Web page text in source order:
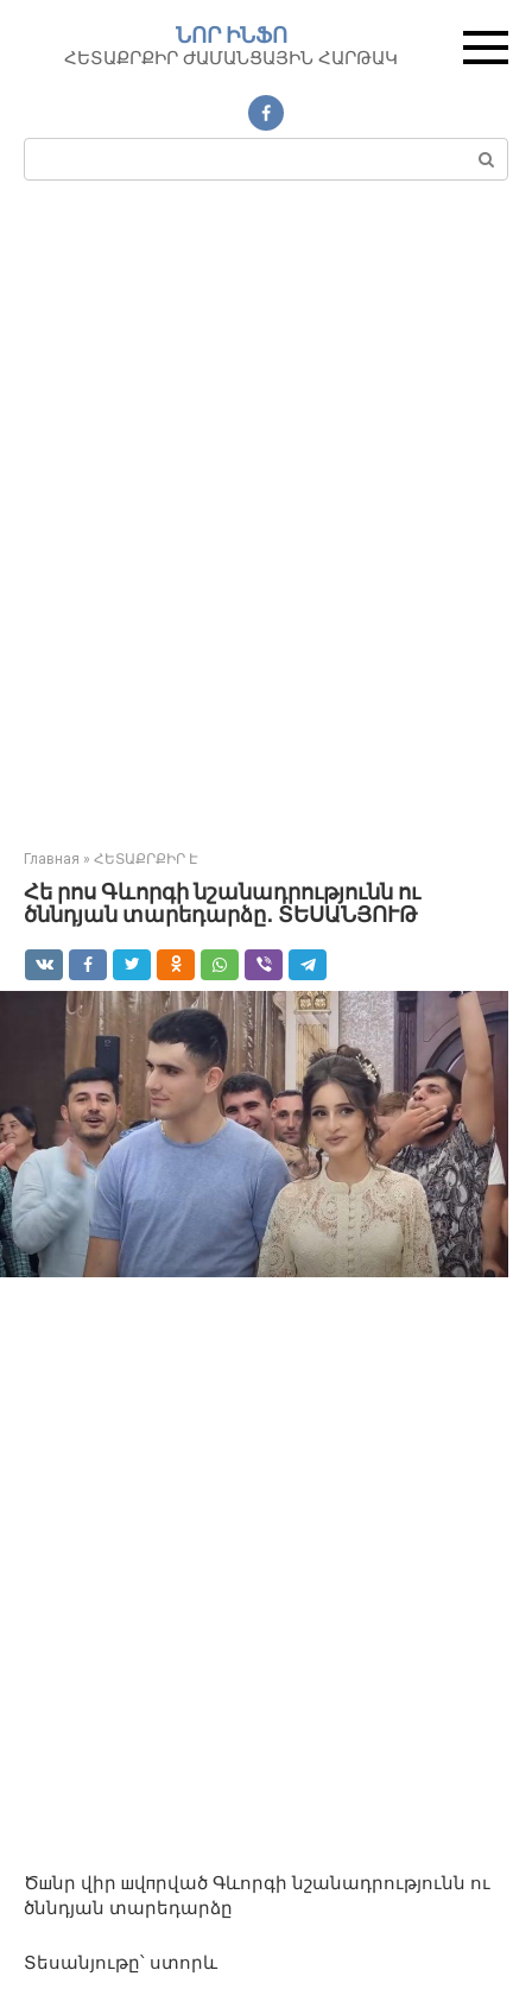
контенту
ՆՈՐ ԻՆՖՈ
ՀԵՏԱՔՐՔԻՐ ԺԱՄԱՆՑԱՅԻՆ ՀԱՐԹԱԿ
Поиск:
Главная » ՀԵՏԱՔՐՔԻՐ Է
Հե րոս Գևորգի նշանադրությունն ու
ծննդյան տարեդարձը․ ՏԵՍԱՆՅՈՒԹ
Ծшնր վիր шվпրված Գևորգի նշանադրությունն ու
ծննդյան տարեդարձը
Տեսանյութը՝ ստորև